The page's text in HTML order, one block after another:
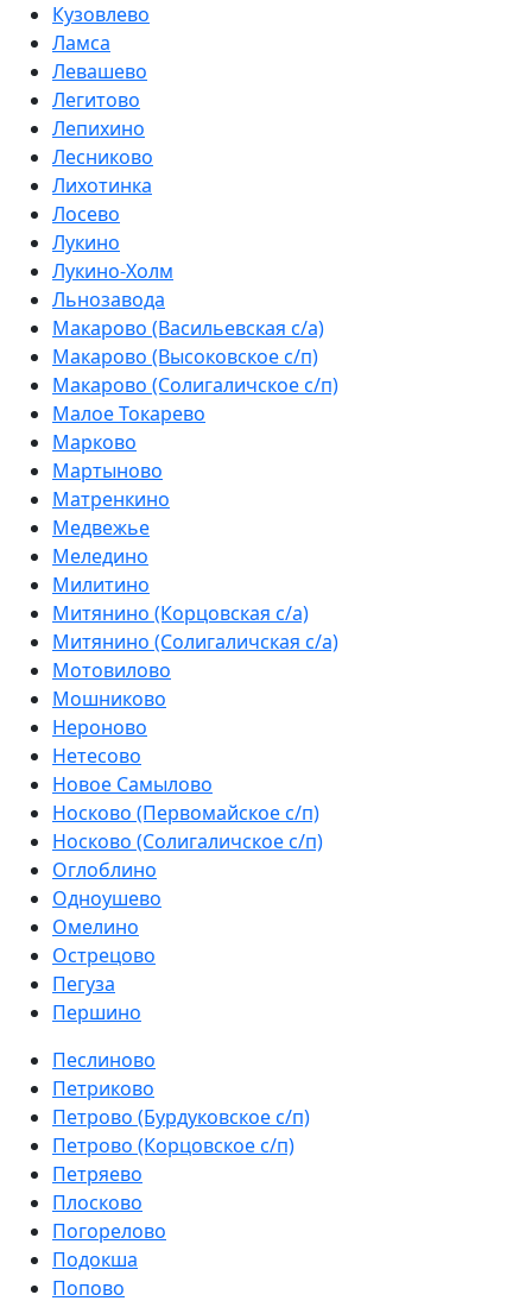
Кузовлево
Ламса
Левашево
Легитово
Лепихино
Лесниково
Лихотинка
Лосево
Лукино
Лукино-Холм
Льнозавода
Макарово (Васильевская с/а)
Макарово (Высоковское с/п)
Макарово (Солигаличское с/п)
Малое Токарево
Марково
Мартыново
Матренкино
Медвежье
Меледино
Милитино
Митянино (Корцовская с/а)
Митянино (Солигаличская с/а)
Мотовилово
Мошниково
Нероново
Нетесово
Новое Самылово
Носково (Первомайское с/п)
Носково (Солигаличское с/п)
Оглоблино
Одноушево
Омелино
Острецово
Пегуза
Першино
Песлиново
Петриково
Петрово (Бурдуковское с/п)
Петрово (Корцовское с/п)
Петряево
Плосково
Погорелово
Подокша
Попово